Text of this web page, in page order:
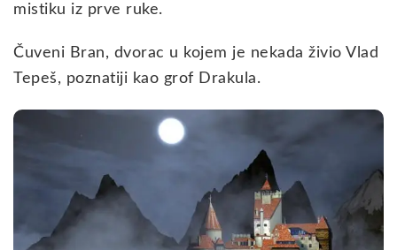
mistiku iz prve ruke.
Čuveni Bran, dvorac u kojem je nekada živio Vlad
Tepeš, poznatiji kao grof Drakula.